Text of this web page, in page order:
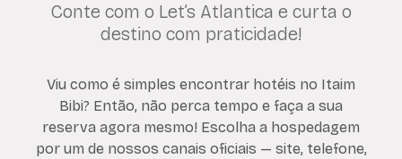
Conte com o Let’s Atlantica e curta o
destino com praticidade!
Viu como é simples encontrar hotéis no Itaim
Bibi? Então, não perca tempo e faça a sua
reserva agora mesmo! Escolha a hospedagem
por um de nossos canais oficiais — site, telefone,